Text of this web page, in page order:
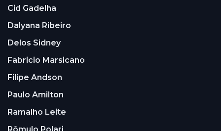
Cid Gadelha
Dalyana Ribeiro
Delos Sidney
Fabricio Marsicano
Filipe Andson
Paulo Amilton
Ramalho Leite